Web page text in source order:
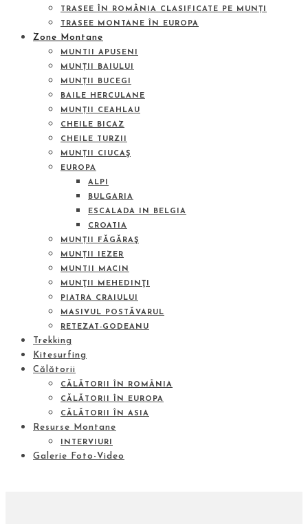
TRASEE ÎN ROMÂNIA CLASIFICATE PE MUNȚI
TRASEE MONTANE ÎN EUROPA
Zone Montane
MUNTII APUSENI
MUNȚII BAIULUI
MUNȚII BUCEGI
BAILE HERCULANE
MUNȚII CEAHLAU
CHEILE BICAZ
CHEILE TURZII
MUNȚII CIUCAŞ
EUROPA
ALPI
BULGARIA
ESCALADA IN BELGIA
CROATIA
MUNȚII FĂGĂRAŞ
MUNȚII IEZER
MUNTII MACIN
MUNŢII MEHEDINŢI
PIATRA CRAIULUI
MASIVUL POSTĂVARUL
RETEZAT-GODEANU
Trekking
Kitesurfing
Călătorii
CĂLĂTORII ÎN ROMÂNIA
CĂLĂTORII ÎN EUROPA
CĂLĂTORII ÎN ASIA
Resurse Montane
INTERVIURI
Galerie Foto-Video